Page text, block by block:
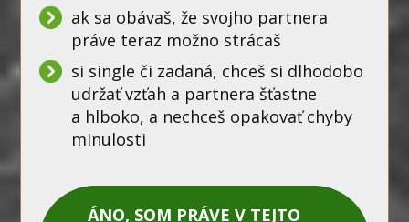
ak sa obávaš, že svojho partnera
práve teraz možno strácaš
si single či zadaná, chceš si dlhodobo
udržať vzťah a partnera šťastne
a hlboko, a nechceš opakovať chyby
minulosti
ÁNO, SOM PRÁVE V TEJTO